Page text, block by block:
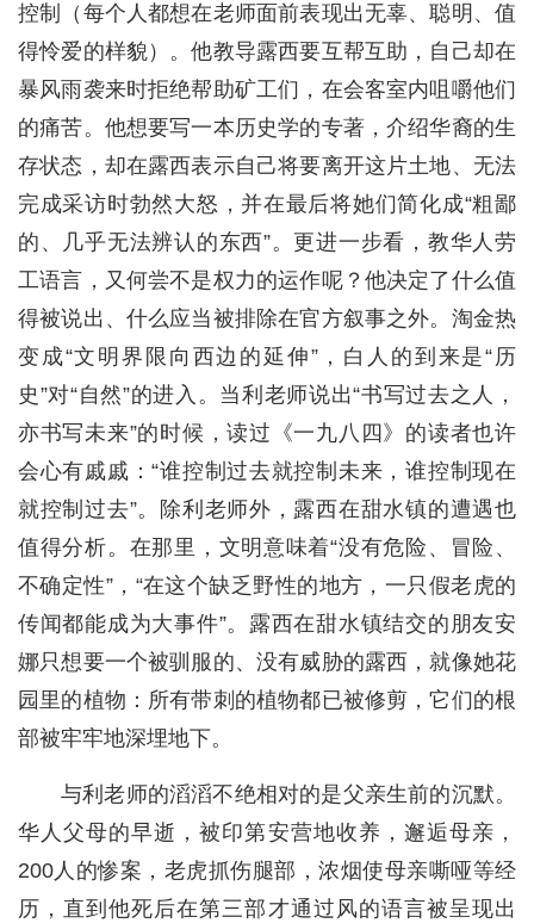
控制（每个人都想在老师面前表现出无辜、聪明、值
得怜爱的样貌）。他教导露西要互帮互助，自己却在
暴风雨袭来时拒绝帮助矿工们，在会客室内咀嚼他们
的痛苦。他想要写一本历史学的专著，介绍华裔的生
存状态，却在露西表示自己将要离开这片土地、无法
完成采访时勃然大怒，并在最后将她们简化成“粗鄙
的、几乎无法辨认的东西”。更进一步看，教华人劳
工语言，又何尝不是权力的运作呢？他决定了什么值
得被说出、什么应当被排除在官方叙事之外。淘金热
变成“文明界限向西边的延伸”，白人的到来是“历
史”对“自然”的进入。当利老师说出“书写过去之人，
亦书写未来”的时候，读过《一九八四》的读者也许
会心有戚戚：“谁控制过去就控制未来，谁控制现在
就控制过去”。除利老师外，露西在甜水镇的遭遇也
值得分析。在那里，文明意味着“没有危险、冒险、
不确定性”，“在这个缺乏野性的地方，一只假老虎的
传闻都能成为大事件”。露西在甜水镇结交的朋友安
娜只想要一个被驯服的、没有威胁的露西，就像她花
园里的植物：所有带刺的植物都已被修剪，它们的根
部被牢牢地深埋地下。
与利老师的滔滔不绝相对的是父亲生前的沉默。
华人父母的早逝，被印第安营地收养，邂逅母亲，
200人的惨案，老虎抓伤腿部，浓烟使母亲嘶哑等经
历，直到他死后在第三部才通过风的语言被呈现出